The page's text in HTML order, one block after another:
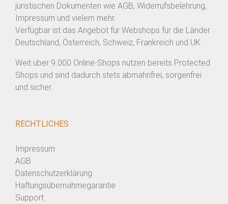
juristischen Dokumenten wie AGB, Widerrufsbelehrung,
Impressum und vielem mehr.
Verfügbar ist das Angebot für Webshops für die Länder
Deutschland, Österreich, Schweiz, Frankreich und UK.
Weit über 9.000 Online-Shops nutzen bereits Protected
Shops und sind dadurch stets abmahnfrei, sorgenfrei
und sicher.
RECHTLICHES
Impressum
AGB
Datenschutzerklärung
Haftungsübernahmegarantie
Support